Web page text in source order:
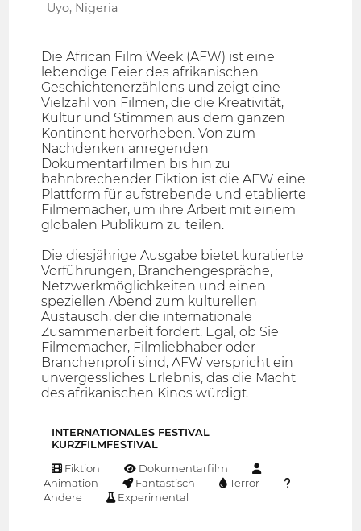
Uyo, Nigeria
Die African Film Week (AFW) ist eine
lebendige Feier des afrikanischen
Geschichtenerzählens und zeigt eine
Vielzahl von Filmen, die die Kreativität,
Kultur und Stimmen aus dem ganzen
Kontinent hervorheben. Von zum
Nachdenken anregenden
Dokumentarfilmen bis hin zu
bahnbrechender Fiktion ist die AFW eine
Plattform für aufstrebende und etablierte
Filmemacher, um ihre Arbeit mit einem
globalen Publikum zu teilen.
Die diesjährige Ausgabe bietet kuratierte
Vorführungen, Branchengespräche,
Netzwerkmöglichkeiten und einen
speziellen Abend zum kulturellen
Austausch, der die internationale
Zusammenarbeit fördert. Egal, ob Sie
Filmemacher, Filmliebhaber oder
Branchenprofi sind, AFW verspricht ein
unvergessliches Erlebnis, das die Macht
des afrikanischen Kinos würdigt.
INTERNATIONALES FESTIVAL
KURZFILMFESTIVAL
Fiktion
Dokumentarfilm
Animation
Fantastisch
Terror
Andere
Experimental